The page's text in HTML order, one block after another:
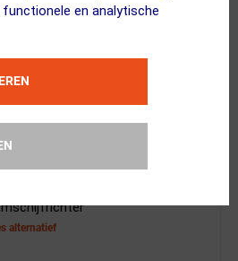
en analytische
Shimano Deore
alternatief